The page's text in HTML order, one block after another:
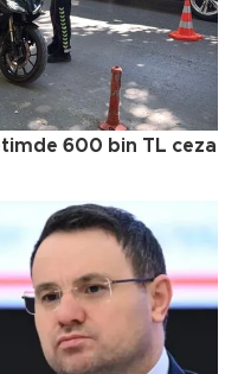
600 bin TL ceza